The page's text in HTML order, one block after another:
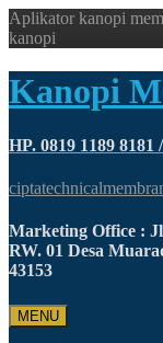
Aplikator kanopi
kanopi
Kanopi
HP. 0819 1189 8181
Marketing Office :
RW. 01 Desa
43153
MENU